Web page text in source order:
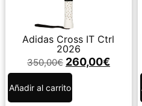
Adidas Cross IT Ctrl
2026
350,00€ 260,00€
Añadir al carrito